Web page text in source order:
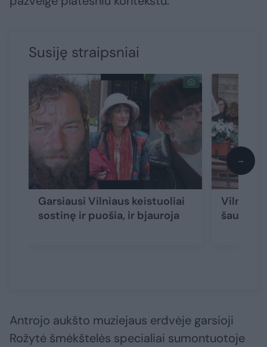
Susiję straipsniai
Garsiausi Vilniaus keistuoliai
sostinę ir puošia, ir bjauroja
Vilniaus
šaukiasi
→
Antrojo aukšto muziejaus erdvėje garsioji
Rožytė šmėkštelės specialiai sumontuotoje